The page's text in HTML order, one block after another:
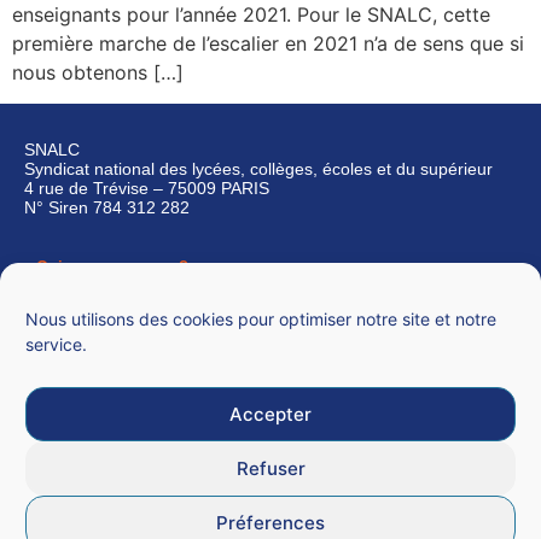
Nous utilisons des cookies pour optimiser notre site et notre
service.
Accepter
Refuser
Préferences
enseignants pour l’année 2021. Pour le SNALC, cette
première marche de l’escalier en 2021 n’a de sens que si
nous obtenons […]
SNALC
Syndicat national des lycées, collèges, écoles et du supérieur
4 rue de Trévise – 75009 PARIS
N° Siren 784 312 282
Qui sommes-nous ?
CGU